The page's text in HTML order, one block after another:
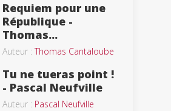
Requiem pour une
République -
Thomas...
Auteur :Thomas Cantaloube
Tu ne tueras point !
- Pascal Neufville
Auteur : Pascal Neufville